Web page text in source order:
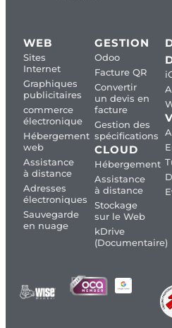
WEB
Sites
Internet
Graphiques
publicitaires
commerce
électronique
Hébergement
web
Assistance
à distance
Adresses
électroniques
Sauvegarde
en nuage
GESTION
Odoo
Facture QR
Convertir
un devis en
facture
Gestion des
spécifications
CLOUD
Hébergement
Assistance
à distance
Stockage
sur le Web
kDrive
(Documentaire)